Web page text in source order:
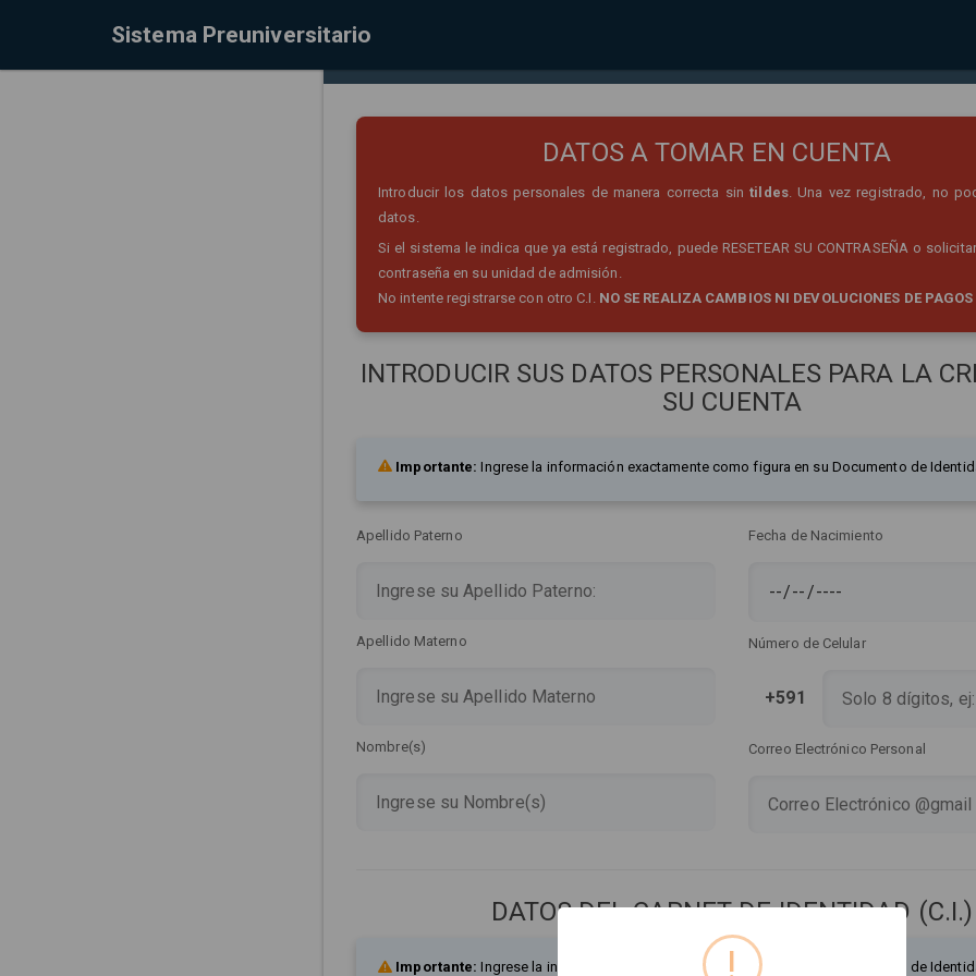
Sistema Preuniversitario
DATOS A TOMAR EN CUENTA
Introducir los datos personales de manera correcta sintildes. Una vez registrado, no
datos.
Si el sistema le indica que ya está registrado, puede RESETEAR SU CONTRASEÑA o
contraseña en su unidad de admisión.
No intente registrarse con otro C.I. NO SE REALIZA CAMBIOS NI DEVOLUCIONES DE
INTRODUCIR SUS DATOS PERSONALES PARA LA
SU CUENTA
Importante: Ingrese la información exactamente como figura en su Documento de
Apellido Paterno
Apellido Materno
Nombre(s)
Fecha de Nacimiento
Número de Celular
+591
Correo Electrónico Personal
DATOS DEL CARNET DE IDENTIDAD (C.I.)
Importante: Ingrese la información exactamente como figura en su Documento de
!